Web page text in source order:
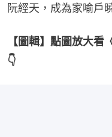
阮經天，成為家喻戶
【圖輯】點圖放大看
👇